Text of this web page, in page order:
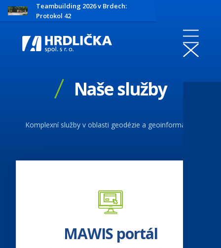
Teambuilding 2026 v Brdech:
Protokol 42
Naše služby
Komplexní služby v oblasti geodézie a geoinformatiky
MAWIS portál